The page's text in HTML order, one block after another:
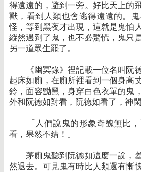
得遠遠的，避到一旁。好比天上的
獸，看到人類也會逃得遠遠的。
怪，等到黑夜才出現，這就是鬼怕
縱然遇到了鬼，也不必驚慌，鬼只
另一道眾生罷了。
《幽冥錄》裡記載一位名叫阮
起床如廁，在廁所裡看到一個身高
鈴，面容黝黑，身穿白色衣單的鬼
外和阮德如對看，阮德如看了，神
「人們說鬼的形象奇醜無比，
看，果然不錯！」
茅廁鬼聽到阮德如這麼一說，
然退去。可見鬼有時比人類還有慚